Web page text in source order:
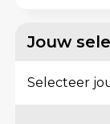
Jouw
Selecteer